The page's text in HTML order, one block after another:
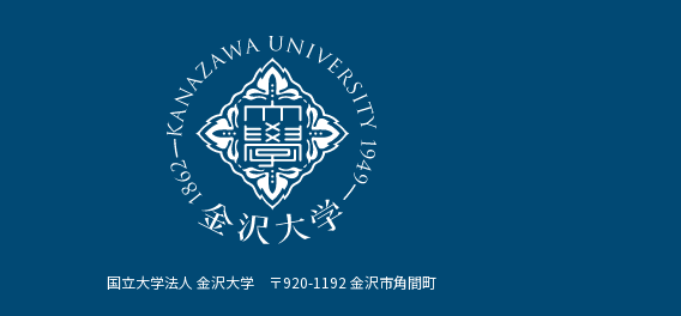
国立大学法人 金沢大学 〒920-1192 金沢市角間町